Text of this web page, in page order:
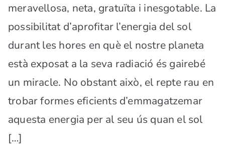
meravellosa, neta, gratuïta i inesgotable. La
possibilitat d’aprofitar l’energia del sol
durant les hores en què el nostre planeta
està exposat a la seva radiació és gairebé
un miracle. No obstant això, el repte rau en
trobar formes eficients d’emmagatzemar
aquesta energia per al seu ús quan el sol
[…]